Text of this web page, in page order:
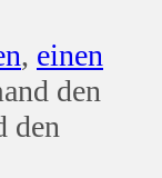
, einen
den
den